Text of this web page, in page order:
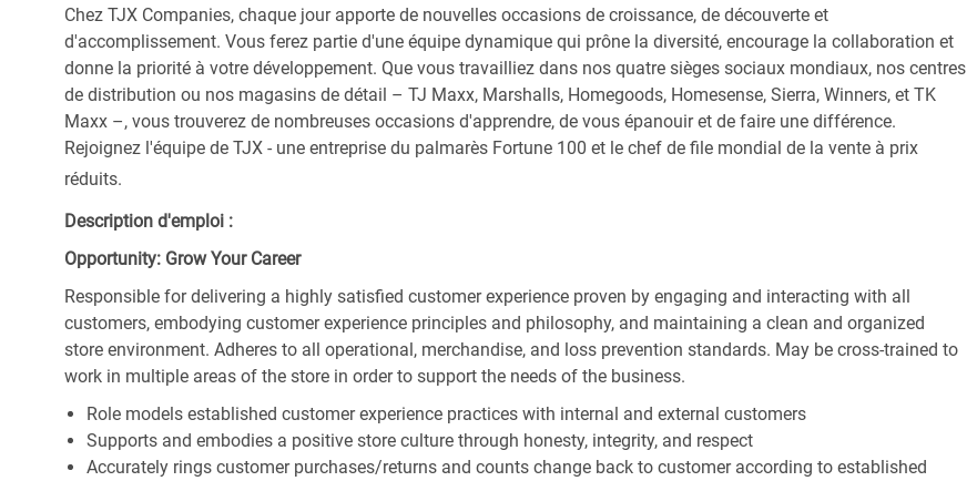
Chez TJX Companies, chaque jour apporte de nouvelles occasions de croissance, de découverte et
d'accomplissement. Vous ferez partie d'une équipe dynamique qui prône la diversité, encourage la collaboration et
donne la priorité à votre développement. Que vous travailliez dans nos quatre sièges sociaux mondiaux, nos centres
de distribution ou nos magasins de détail – TJ Maxx, Marshalls, Homegoods, Homesense, Sierra, Winners, et TK
Maxx –, vous trouverez de nombreuses occasions d'apprendre, de vous épanouir et de faire une différence.
Rejoignez l'équipe de TJX - une entreprise du palmarès Fortune 100 et le chef de file mondial de la vente à prix
réduits.
Description d'emploi :
Opportunity: Grow Your Career
Responsible for delivering a highly satisfied customer experience proven by engaging and interacting with all
customers, embodying customer experience principles and philosophy, and maintaining a clean and organized
store environment. Adheres to all operational, merchandise, and loss prevention standards. May be cross-trained to
work in multiple areas of the store in order to support the needs of the business.
Role models established customer experience practices with internal and external customers
Supports and embodies a positive store culture through honesty, integrity, and respect
Accurately rings customer purchases/returns and counts change back to customer according to established